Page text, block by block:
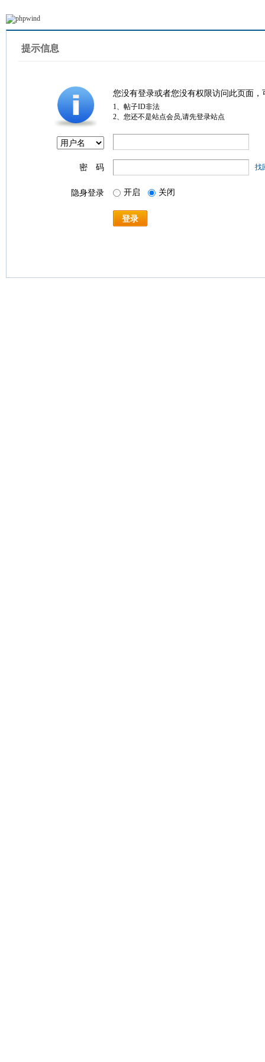
提示信息
您没有登录或者您没有权限访问此页面
1、帖子ID非法
2、您还不是站点会员,请先登录站点
密 码 找
隐身登录 开启 关闭
登录